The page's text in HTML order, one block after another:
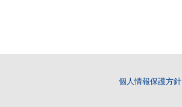
個人情報保護方針